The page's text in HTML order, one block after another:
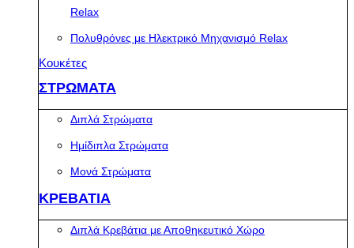
Relax
Πολυθρόνες με Ηλεκτρικό Μηχανισμό Relax
Κουκέτες
ΣΤΡΩΜΑΤΑ
Διπλά Στρώματα
Ημίδιπλα Στρώματα
Μονά Στρώματα
ΚΡΕΒΑΤΙΑ
Διπλά Κρεβάτια με Αποθηκευτικό Χώρο